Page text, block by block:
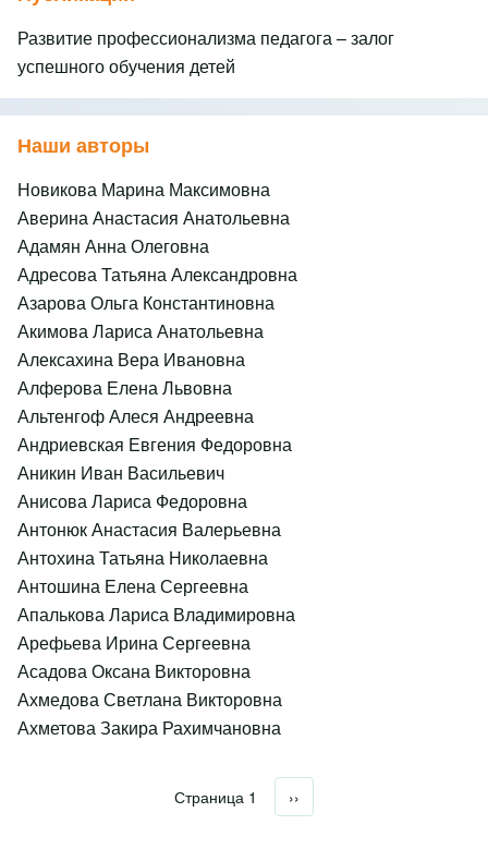
Развитие профессионализма педагога – залог
успешного обучения детей
Наши авторы
Новикова Марина Максимовна
Аверина Анастасия Анатольевна
Адамян Анна Олеговна
Адресова Татьяна Александровна
Азарова Ольга Константиновна
Акимова Лариса Анатольевна
Алексахина Вера Ивановна
Алферова Елена Львовна
Альтенгоф Алеся Андреевна
Андриевская Евгения Федоровна
Аникин Иван Васильевич
Анисова Лариса Федоровна
Антонюк Анастасия Валерьевна
Антохина Татьяна Николаевна
Антошина Елена Сергеевна
Апалькова Лариса Владимировна
Арефьева Ирина Сергеевна
Асадова Оксана Викторовна
Ахмедова Светлана Викторовна
Ахметова Закира Рахимчановна
Нумерация страниц
Страница 1 Следующая страница
››